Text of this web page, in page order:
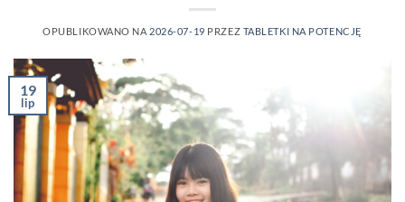
OPUBLIKOWANO NA 2026-07-19 PRZEZ TABLETKI NA POTENCJĘ
19
lip